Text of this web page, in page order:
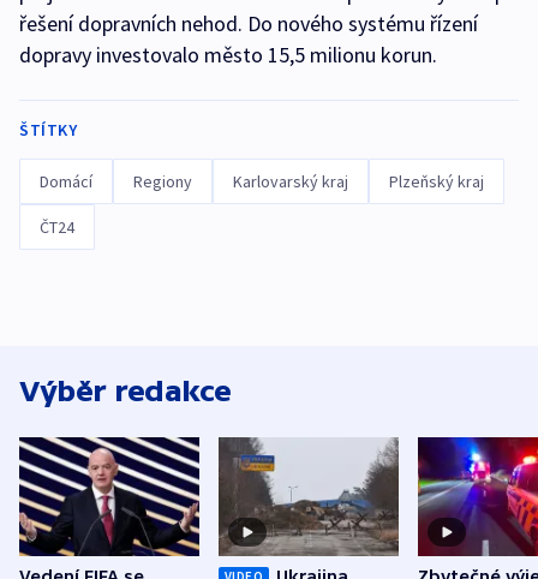
řešení dopravních nehod. Do nového systému řízení
dopravy investovalo město 15,5 milionu korun.
ŠTÍTKY
Domácí Regiony Karlovarský kraj Plzeňský kraj
ČT24
Výběr redakce